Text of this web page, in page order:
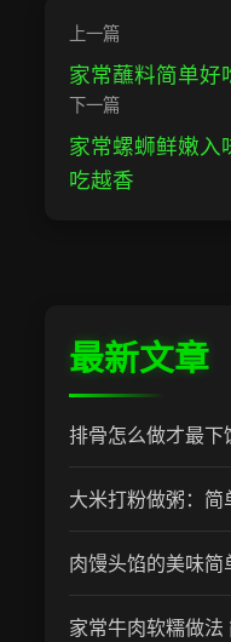
上一篇
家常蘸料简单好
下一篇
家常螺蛳鲜嫩入
吃越香
最新文章
排骨怎么做才最下
大米打粉做粥：
肉馒头馅的美味简
家常牛肉软糯做